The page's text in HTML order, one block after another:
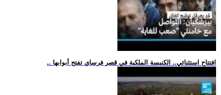
.. افتتاح استثنائي.. الكنيسة الملكية في قصر فرساي تفتح أبوابها